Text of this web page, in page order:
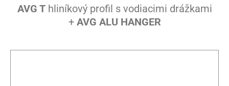
AVG Thliníkový profil s vodiacimi drážkami
+AVG ALU HANGER